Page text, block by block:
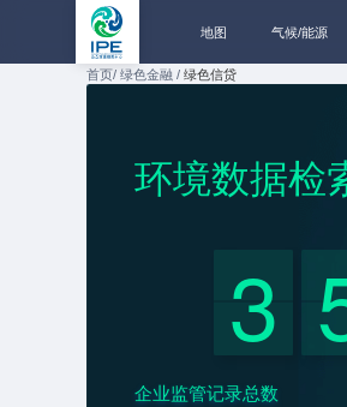
地图 气候/能源
首页/ 绿色金融 / 绿色信贷
环境数据检
3
企业监管记录总数